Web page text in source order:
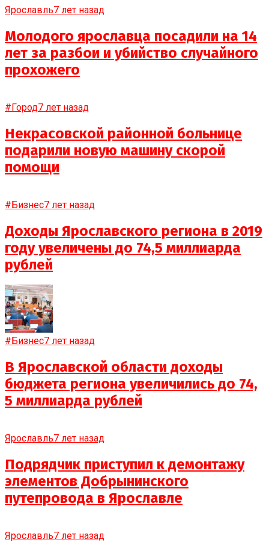
Ярославль7 лет назад
Молодого ярославца посадили на 14
лет за разбои и убийство случайного
прохожего
#Город7 лет назад
Некрасовской районной больнице
подарили новую машину скорой
помощи
#Бизнес7 лет назад
Доходы Ярославского региона в 2019
году увеличены до 74,5 миллиарда
рублей
#Бизнес7 лет назад
В Ярославской области доходы
бюджета региона увеличились до 74,
5 миллиарда рублей
Ярославль7 лет назад
Подрядчик приступил к демонтажу
элементов Добрынинского
путепровода в Ярославле
Ярославль7 лет назад